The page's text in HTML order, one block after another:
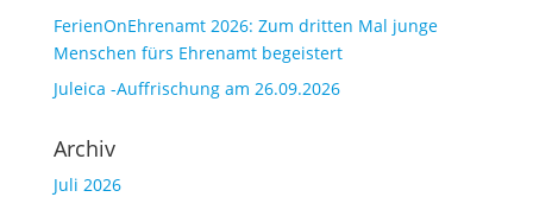
FerienOnEhrenamt 2026: Zum dritten Mal junge
Menschen fürs Ehrenamt begeistert
Juleica -Auffrischung am 26.09.2026
Archiv
Juli 2026